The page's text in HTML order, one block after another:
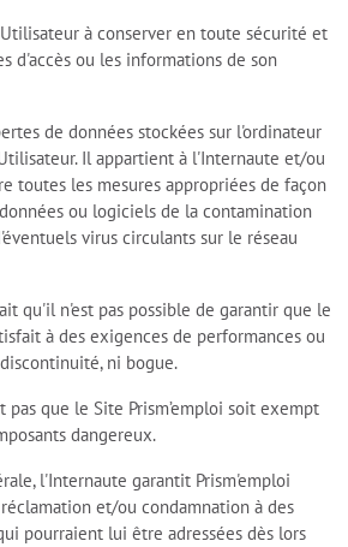
à conserver en toute sécurité et
d'accès ou les informations de son
de données stockées sur l'ordinateur
Il appartient à l'Internaute et/ou
toutes les mesures appropriées de façon
ou logiciels de la contamination
virus circulants sur le réseau
qu'il n'est pas possible de garantir que le
à des exigences de performances ou
ni bogue.
pas que le Site Prism’emploi soit exempt
dangereux.
l'Internaute garantit Prism'emploi
et/ou condamnation à des
pourraient lui être adressées dès lors